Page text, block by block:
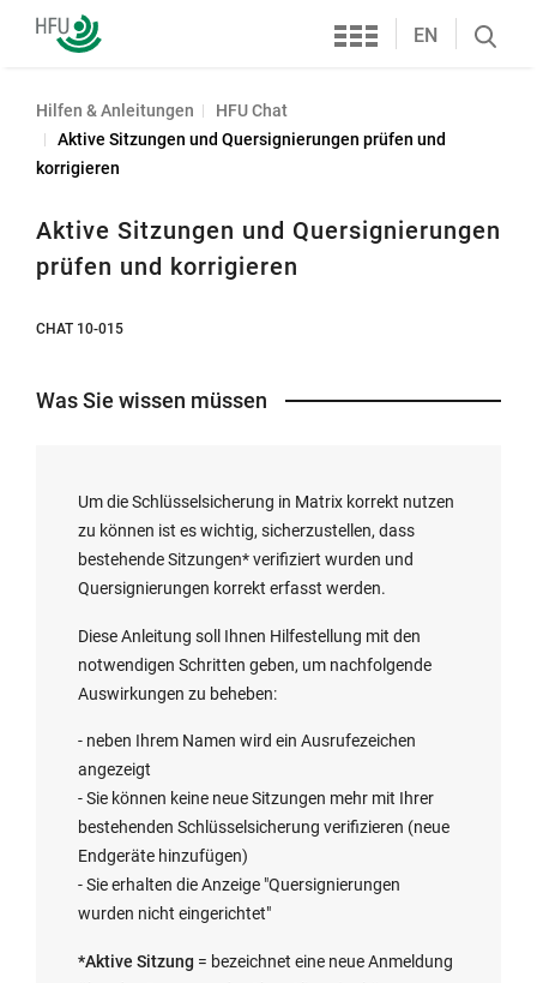
Hochschule
Furtwangen
Services
EN
Search
Hilfen & Anleitungen
HFU Chat
Aktive Sitzungen und Quersignierungen prüfen und
korrigieren
Aktive Sitzungen und Quersignierungen
prüfen und korrigieren
CHAT 10-015
Was Sie wissen müssen
Um die Schlüsselsicherung in Matrix korrekt nutzen
zu können ist es wichtig, sicherzustellen, dass
bestehende Sitzungen* verifiziert wurden und
Quersignierungen korrekt erfasst werden.
Diese Anleitung soll Ihnen Hilfestellung mit den
notwendigen Schritten geben, um nachfolgende
Auswirkungen zu beheben:
- neben Ihrem Namen wird ein Ausrufezeichen
angezeigt
- Sie können keine neue Sitzungen mehr mit Ihrer
bestehenden Schlüsselsicherung verifizieren (neue
Endgeräte hinzufügen)
- Sie erhalten die Anzeige "Quersignierungen
wurden nicht eingerichtet"
*Aktive Sitzung = bezeichnet eine neue Anmeldung